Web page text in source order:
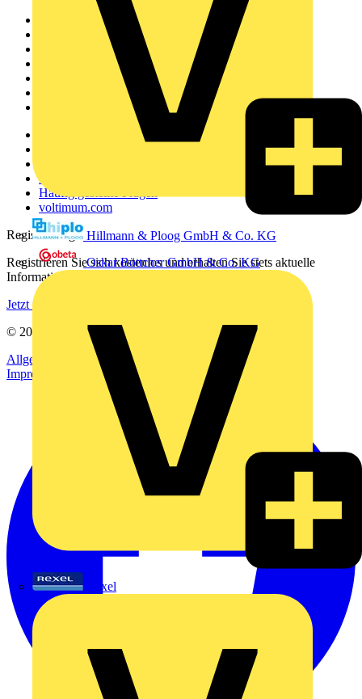
Hillmann & Ploog GmbH & Co. KG
Oskar Böttcher GmbH & Co. KG
Rexel
Downloadbereich (PDFs)
Häufig gestellte Fragen
voltimum.com
Registrierung
Registrieren Sie sich kostenlos und erhalten Sie stets aktuelle
Informationen aus der Elektroindustrie.
Jetzt registrieren
© 2002-
Voltimum
Allgemeine Geschäftsbedingungen
Datenschutzerklärung
Impressum